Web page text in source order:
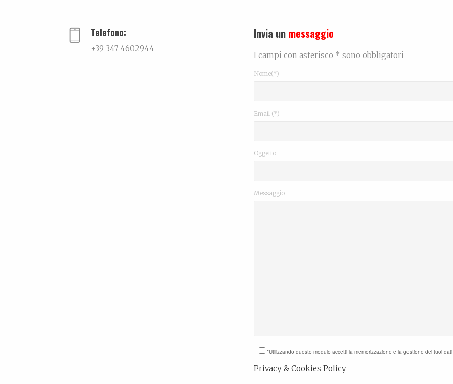
Telefono:
+39 347 4602944
Invia un messaggio
I campi con asterisco * sono obbligatori
Nome(*)
Email (*)
Oggetto
Messaggio
*Utilizzando questo modulo accetti la memorizzazione e la gestione dei tuoi
Privacy & Cookies Policy